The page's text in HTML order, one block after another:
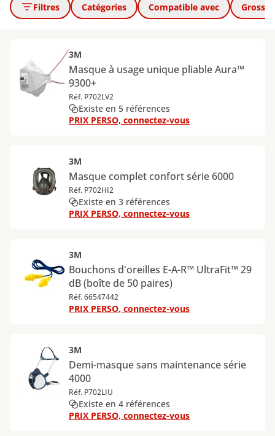
Filtres Catégories Compatible avec
3M
Masque à usage unique pliable Aura™
9300+
Réf. P702LV2
Existe en 5 références
PRIX PERSO, connectez-vous
3M
Masque complet confort série 6000
Réf. P702HI2
Existe en 3 références
PRIX PERSO, connectez-vous
3M
Bouchons d'oreilles E-A-R™ UltraFit™ 29
dB (boîte de 50 paires)
Réf. 66547442
PRIX PERSO, connectez-vous
3M
Demi-masque sans maintenance série
4000
Réf. P702LIU
Existe en 4 références
PRIX PERSO, connectez-vous